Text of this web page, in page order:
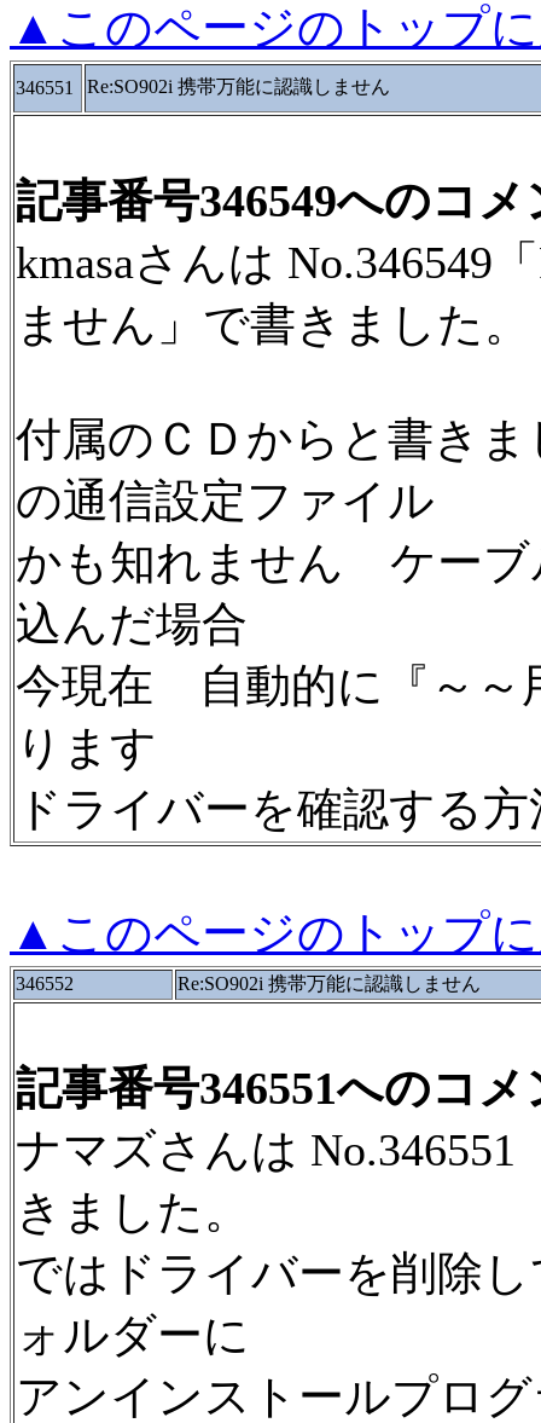
▲このページのトップ
346551 Re:SO902i 携帯万能に認識しません
記事番号346549へのコメ
kmasaさんは No.346549
ません」で書きました。
付属のＣＤからと書き
の通信設定ファイル
かも知れません ケーブ
込んだ場合
今現在 自動的に『～～
ります
ドライバーを確認する
▲このページのトップ
346552 Re:SO902i 携帯万能に認識しません
記事番号346551へのコメ
ナマズさんは
きました。
ではドライバーを削除
ォルダーに
アンインストールプロ